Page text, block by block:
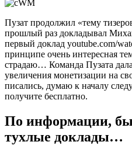
Пузат продолжил «тему
прошлый раз докладывал
первый доклад youtube.com/
принципе очень интересная
страдаю… Команда Пузата
увеличения монетизации на
писались, думаю к началу
получите бесплатно.
По информации,
тухлые доклады…